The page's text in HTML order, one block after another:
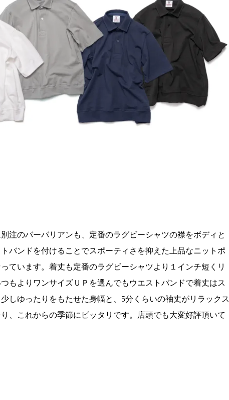
注のバーバリアンも、定番のラグビーシャツの襟をボディと
バンドを付けることでスポーティさを抑えた上品なニットポ
ています。着丈も定番のラグビーシャツより１インチ短くリ
もよりワンサイズＵＰを選んでもウエストバンドで着丈はス
しゆったりをもたせた身幅と、5分くらいの袖丈がリラックス
、これからの季節にピッタリです。店頭でも大変好評頂いて